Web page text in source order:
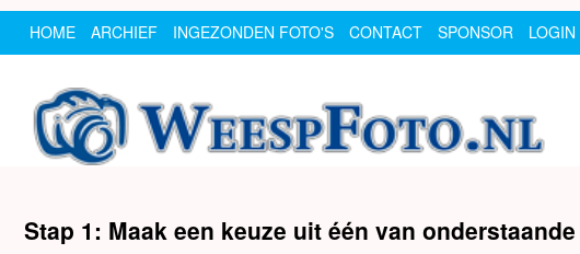
HOME ARCHIEF INGEZONDEN FOTO'S CONTACT SPONSOR LOGIN
Stap 1: Maak een keuze uit één van